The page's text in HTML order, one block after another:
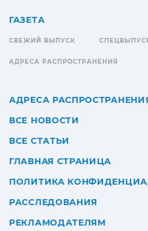
ГАЗЕТА
СВЕЖИЙ ВЫПУСК
АДРЕСА РАСПРОСТРАНЕНИЯ
АДРЕСА
ВСЕ НОВОСТИ
ВСЕ СТАТЬИ
ГЛАВНАЯ СТРАНИЦА
ПОЛИТИКА
РАССЛЕДОВАНИЯ
РЕКЛАМОДАТЕЛЯМ